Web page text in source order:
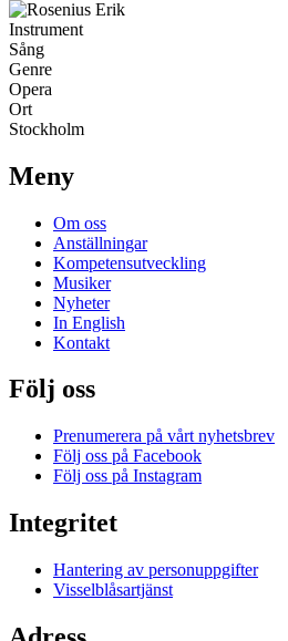
Instrument
Sång
Genre
Opera
Ort
Stockholm
Meny
Om oss
Anställningar
Kompetensutveckling
Musiker
Nyheter
In English
Kontakt
Följ oss
Prenumerera på vårt nyhetsbrev
Följ oss på Facebook
Följ oss på Instagram
Integritet
Hantering av personuppgifter
Visselblåsartjänst